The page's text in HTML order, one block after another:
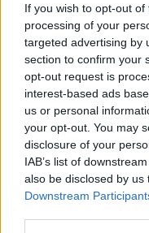
If you wish to opt-out
processing of your
targeted advertising by
section to confirm your
opt-out request is
interest-based ads
us or personal
your opt-out. You may
disclosure of your
IAB’s list of
also be disclosed by
Downstream